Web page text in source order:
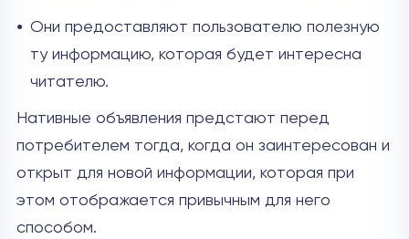
Они предоставляют пользователю полезную
ту информацию, которая будет интересна
читателю.
Нативные объявления предстают перед
потребителем тогда, когда он заинтересован и
открыт для новой информации, которая при
этом отображается привычным для него
способом.